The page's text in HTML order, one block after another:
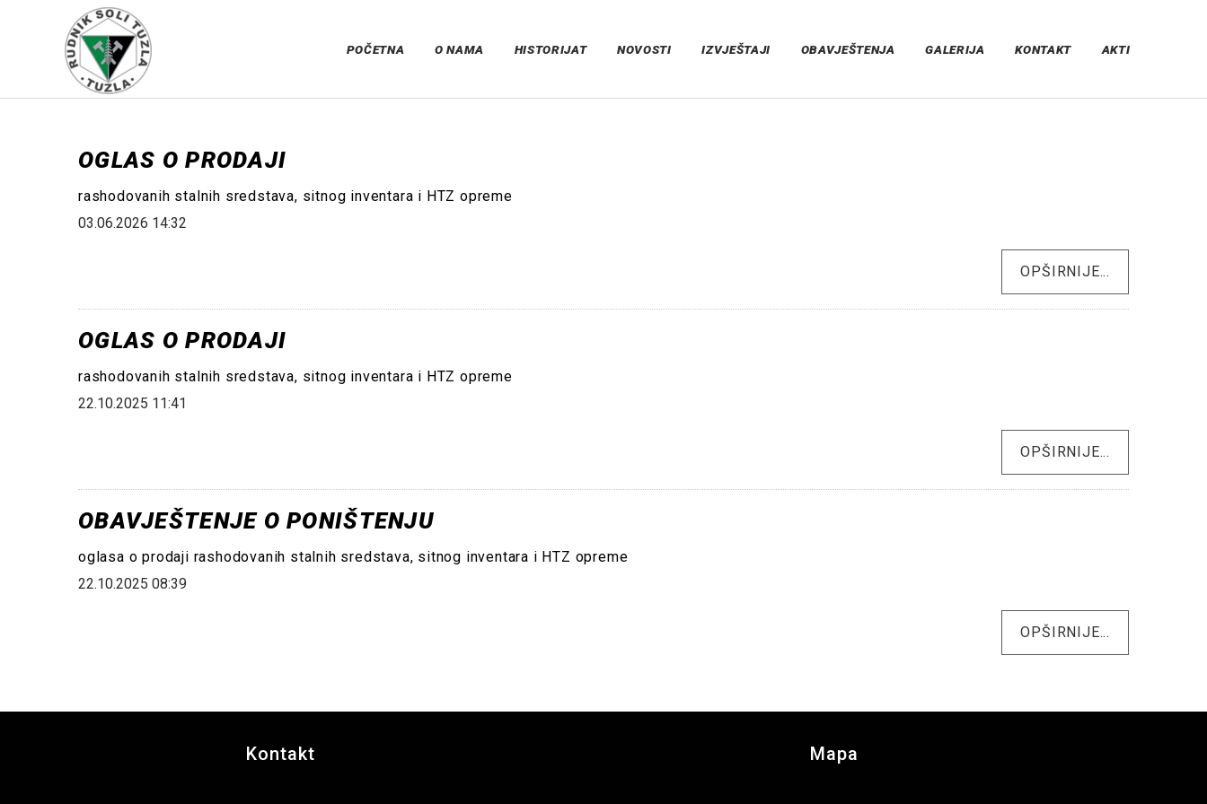
POČETNA O NAMA HISTORIJAT NOVOSTI IZVJEŠTAJI OBAVJEŠTENJA GALERIJA KONTAKT AKTI
OGLAS O PRODAJI
rashodovanih stalnih sredstava, sitnog inventara i HTZ opreme
03.06.2026 14:32
OPŠIRNIJE...
OGLAS O PRODAJI
rashodovanih stalnih sredstava, sitnog inventara i HTZ opreme
22.10.2025 11:41
OPŠIRNIJE...
OBAVJEŠTENJE O PONIŠTENJU
oglasa o prodaji rashodovanih stalnih sredstava, sitnog inventara i HTZ opreme
22.10.2025 08:39
OPŠIRNIJE...
Kontakt Mapa